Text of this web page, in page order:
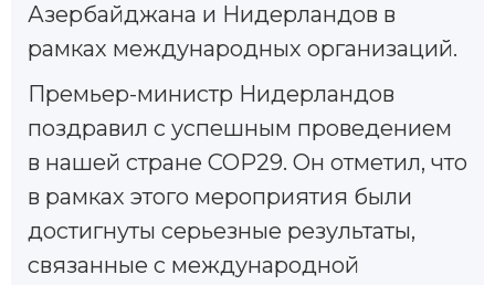
Азербайджана и Нидерландов в
рамках международных организаций.
Премьер-министр Нидерландов
поздравил с успешным проведением
в нашей стране COP29. Он отметил, что
в рамках этого мероприятия были
достигнуты серьезные результаты,
связанные с международной